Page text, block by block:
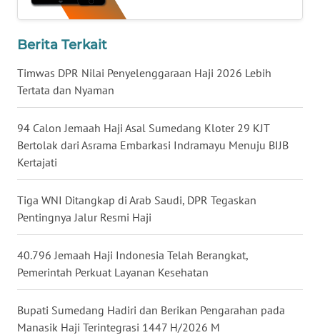
Berita Terkait
Timwas DPR Nilai Penyelenggaraan Haji 2026 Lebih
Tertata dan Nyaman
94 Calon Jemaah Haji Asal Sumedang Kloter 29 KJT
Bertolak dari Asrama Embarkasi Indramayu Menuju BIJB
Kertajati
Tiga WNI Ditangkap di Arab Saudi, DPR Tegaskan
Pentingnya Jalur Resmi Haji
40.796 Jemaah Haji Indonesia Telah Berangkat,
Pemerintah Perkuat Layanan Kesehatan
Bupati Sumedang Hadiri dan Berikan Pengarahan pada
Manasik Haji Terintegrasi 1447 H/2026 M
KARO
WN
WN
WN
TAPANULI
TENGAH
WN DELI
SERDANG
WN
TEBING